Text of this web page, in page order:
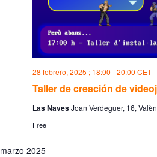
Taller de creación de
28 febrero, 2025 ; 18:00 -20:00 CET
Las NavesJoan Verdeguer, 16,
Free
marzo 2025